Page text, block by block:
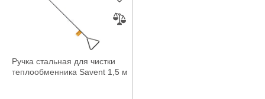
Ручка стальная для чистки
теплообменника Savent 1,5 м